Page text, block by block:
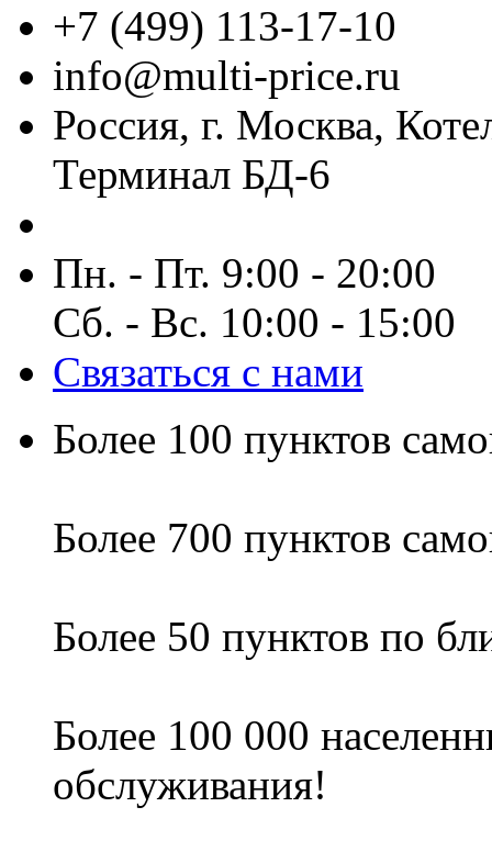
+7 (499) 113-17-10
info@multi-price.ru
Россия, г. Москва,
Терминал БД-6
Пн. - Пт. 9:00 - 20:00
Сб. - Вс. 10:00 - 15:00
Связаться с нами
Более 100 пунктов
Более 700 пунктов
Более 50 пунктов по
Более 100 000
обслуживания!